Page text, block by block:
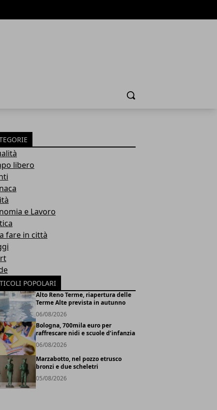
Cerca
libero
e Lavoro
fare in città
POPOLARI
Alto Reno Terme, riapertura delle
Terme Alte prevista in autunno
06/08/2026
Bologna, 700mila euro per
raffrescare nidi e scuole d’infanzia
06/08/2026
Marzabotto, nel pozzo etrusco
bronzi e due scheletri
05/08/2026